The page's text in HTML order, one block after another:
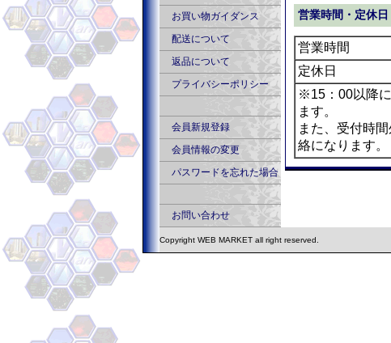
お買い物ガイダンス
配送について
返品について
プライバシーポリシー
会員新規登録
会員情報の変更
パスワードを忘れた場合
お問い合わせ
営業時間・定休日
営業時間
定休日
※15：00以降
ます。
また、受付時
絡になります。
Copyright WEB MARKET all right reserved.